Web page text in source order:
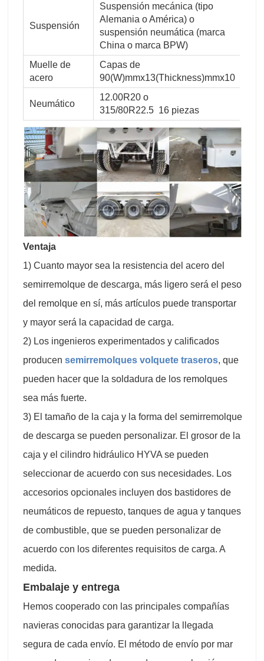
Suspensión
Suspensión mecánica (tipo
Alemania o América) o
suspensión neumática (marca
China o marca BPW)
Muelle de
acero
Capas de
90(W)mmx13(Thickness)mmx10
Neumático
12.00R20 o
315/80R22.5 16 piezas
Ventaja
1) Cuanto mayor sea la resistencia del acero del
semirremolque de descarga, más ligero será el peso
del remolque en sí, más artículos puede transportar
y mayor será la capacidad de carga.
2) Los ingenieros experimentados y calificados
producen semirremolques volquete traseros, que
pueden hacer que la soldadura de los remolques
sea más fuerte.
3) El tamaño de la caja y la forma del semirremolque
de descarga se pueden personalizar. El grosor de la
caja y el cilindro hidráulico HYVA se pueden
seleccionar de acuerdo con sus necesidades. Los
accesorios opcionales incluyen dos bastidores de
neumáticos de repuesto, tanques de agua y tanques
de combustible, que se pueden personalizar de
acuerdo con los diferentes requisitos de carga. A
medida.
Embalaje y entrega
Hemos cooperado con las principales compañías
navieras conocidas para garantizar la llegada
segura de cada envío. El método de envío por mar